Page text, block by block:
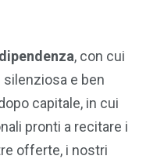
, con cui
e ben
capitale, in cui
pronti a recitare i
offerte, i nostri